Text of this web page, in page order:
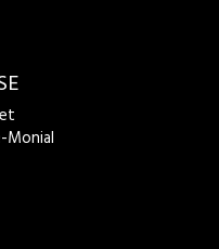
Monial